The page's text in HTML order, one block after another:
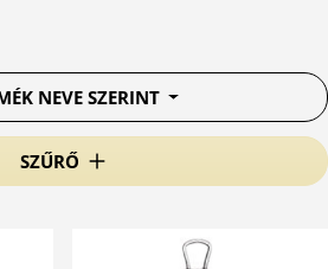
SZŰRŐ
NEVE SZERINT